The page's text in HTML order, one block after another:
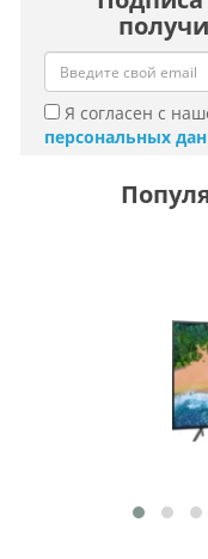
Я согласен с
персональных